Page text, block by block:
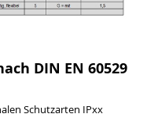
DIN EN 60529
Schutzarten IPxx